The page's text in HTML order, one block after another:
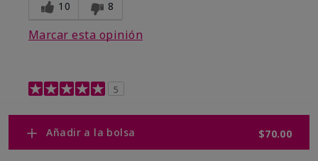
Añadir a la bolsa $70.00
10 8
Marcar esta opinión
5
Retinol 0.3
Enviado